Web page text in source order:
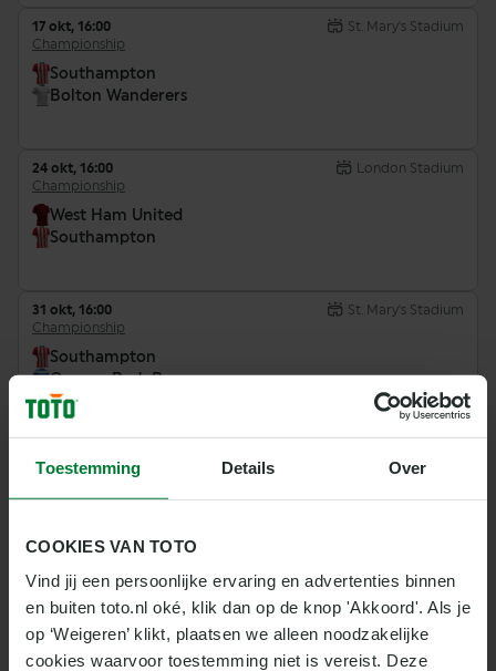
Toestemming Details Over
COOKIES VAN TOTO
Vind jij een persoonlijke ervaring en advertenties binnen
en buiten toto.nl oké, klik dan op de knop 'Akkoord'. Als je
op ‘Weigeren’ klikt, plaatsen we alleen noodzakelijke
cookies waarvoor toestemming niet is vereist. Deze
17 okt, 16:00
St. Mary's Stadium
Championship
Southampton
Bolton Wanderers
24 okt, 16:00
London Stadium
Championship
West Ham United
Southampton
31 okt, 16:00
St. Mary's Stadium
Championship
Southampton
Queens Park Rangers
Championship
West Bromwich Albion
7 nov, 16:00
Championship
Preston North End
Southampton